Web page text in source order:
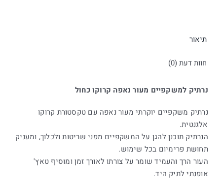
תיאור
חוות דעת (0)
נרתיק למשקפיים מעור נאפה קרוקו כחול
נרתיק משקפיים יוקרתי מעור נאפה עם טקסטורת קרוקו
אלגנטית.
הנרתיק תוכנן להגן על המשקפיים מפני שריטות ולכלוך, ומעניק
תחושת פרימיום בכל שימוש.
העור הרך והעמיד שומר על צורתו לאורך זמן ומוסיף טאץ'
אופנתי לתיק היד.